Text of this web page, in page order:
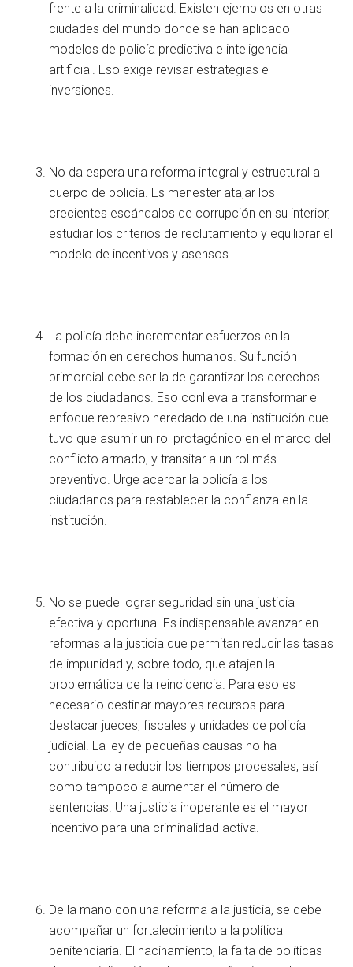
frente a la criminalidad. Existen ejemplos en otras
ciudades del mundo donde se han aplicado
modelos de policía predictiva e inteligencia
artificial. Eso exige revisar estrategias e
inversiones.
No da espera una reforma integral y estructural al
cuerpo de policía. Es menester atajar los
crecientes escándalos de corrupción en su interior,
estudiar los criterios de reclutamiento y equilibrar el
modelo de incentivos y asensos.
La policía debe incrementar esfuerzos en la
formación en derechos humanos. Su función
primordial debe ser la de garantizar los derechos
de los ciudadanos. Eso conlleva a transformar el
enfoque represivo heredado de una institución que
tuvo que asumir un rol protagónico en el marco del
conflicto armado, y transitar a un rol más
preventivo. Urge acercar la policía a los
ciudadanos para restablecer la confianza en la
institución.
No se puede lograr seguridad sin una justicia
efectiva y oportuna. Es indispensable avanzar en
reformas a la justicia que permitan reducir las tasas
de impunidad y, sobre todo, que atajen la
problemática de la reincidencia. Para eso es
necesario destinar mayores recursos para
destacar jueces, fiscales y unidades de policía
judicial. La ley de pequeñas causas no ha
contribuido a reducir los tiempos procesales, así
como tampoco a aumentar el número de
sentencias. Una justicia inoperante es el mayor
incentivo para una criminalidad activa.
De la mano con una reforma a la justicia, se debe
acompañar un fortalecimiento a la política
penitenciaria. El hacinamiento, la falta de políticas